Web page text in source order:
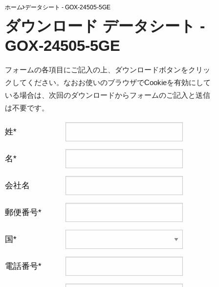
ホーム データシート - GOX-24505-5GE
ダウンロード データシート -
GOX-24505-5GE
フォームの各項目にご記入の上、ダウンロードボタンをクリッ
クしてください。なおお使いのブラウザでCookieを有効にして
いる場合は、次回のダウンロードからフォームのご記入と送信
は不要です。
姓
名
会社名
郵便番号
国
電話番号